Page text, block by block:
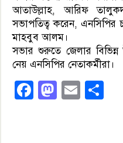
আতাউল্লাহ, আরিফ
সভাপতিত্ব করেন, এনসিপির
মাহবুব আলম।
সভার শুরুতে জেলার
নেয় এনসিপির নেতাকর্মীরা।
Facebook
Email